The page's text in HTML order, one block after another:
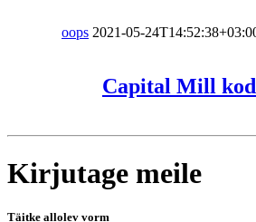
oops 2021-05-
Capital Mill
Kirjutage meile
Täitke allolev vorm